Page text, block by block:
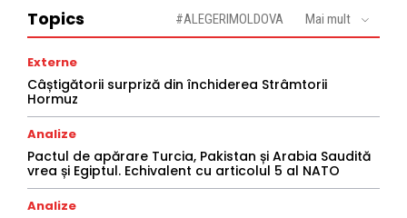
Topics #ALEGERIMOLDOVA Mai mult
Externe
Câștigătorii surpriză din închiderea Strâmtorii
Hormuz
Analize
Pactul de apărare Turcia, Pakistan și Arabia Saudită
vrea și Egiptul. Echivalent cu articolul 5 al NATO
Analize